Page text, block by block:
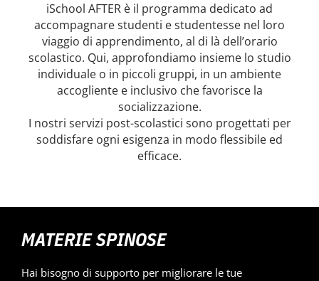
ISCHOOL
NOVITÀ
ISCRIVITI
iSchool AFTER è il programma dedicato ad
accompagnare studenti e studentesse nel loro
viaggio di apprendimento, al di là dell’orario
scolastico. Qui, approfondiamo insieme lo studio
individuale o in piccoli gruppi, in un ambiente
accogliente e inclusivo che favorisce la
socializzazione.
I nostri servizi post-scolastici sono progettati per
soddisfare ogni esigenza in modo flessibile ed
efficace.
MATERIE SPINOSE
Hai bisogno di supporto per migliorare le tue